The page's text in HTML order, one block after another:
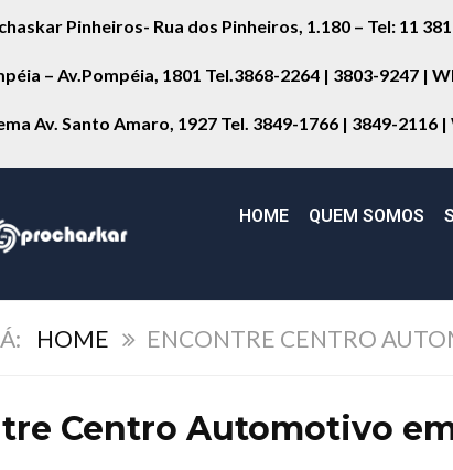
Pinheiros- Rua dos Pinheiros, 1.180 – Tel: 11
– Av.Pompéia, 1801 Tel.3868-2264 | 3803-9247 |
Av. Santo Amaro, 1927 Tel. 3849-1766 | 3849-2116
HOME QUEM SOMOS
HOME ENCONTRE CENTRO
Centro Automotivo